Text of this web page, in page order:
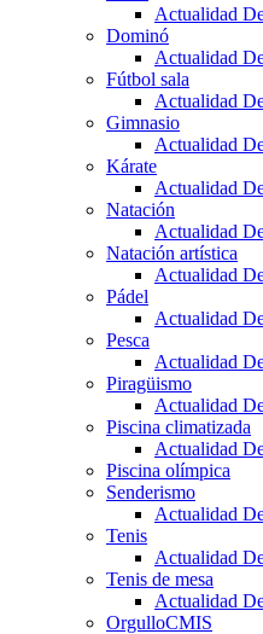
Actualidad
Dominó
Actualidad
Fútbol sala
Actualidad
Gimnasio
Actualidad
Kárate
Actualidad
Natación
Actualidad
Natación artística
Actualidad
Pádel
Actualidad
Pesca
Actualidad
Piragüismo
Actualidad
Piscina climatizada
Actualidad
Piscina olímpica
Senderismo
Actualidad
Tenis
Actualidad
Tenis de mesa
Actualidad
OrgulloCMIS